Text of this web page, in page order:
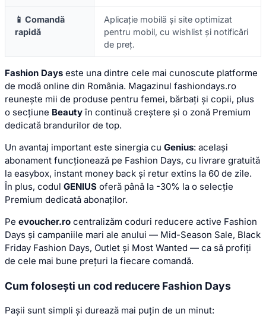
📱 Comandă
rapidă
Aplicație mobilă și site optimizat
pentru mobil, cu wishlist și notificări
de preț.
Fashion Days este una dintre cele mai cunoscute platforme
de modă online din România. Magazinul fashiondays.ro
reunește mii de produse pentru femei, bărbați și copii, plus
o secțiune Beautyîn continuă creștere și o zonă Premium
dedicată brandurilor de top.
Un avantaj important este sinergia cu Genius: același
abonament funcționează pe Fashion Days, cu livrare gratuită
la easybox, instant money back și retur extins la 60 de zile.
În plus, codul GENIUS oferă până la -30% la o selecție
Premium dedicată abonaților.
Pe evoucher.ro centralizăm coduri reducere active Fashion
Days și campaniile mari ale anului — Mid-Season Sale, Black
Friday Fashion Days, Outlet și Most Wanted — ca să profiți
de cele mai bune prețuri la fiecare comandă.
Cum folosești un cod reducere Fashion Days
Pașii sunt simpli și durează mai puțin de un minut: